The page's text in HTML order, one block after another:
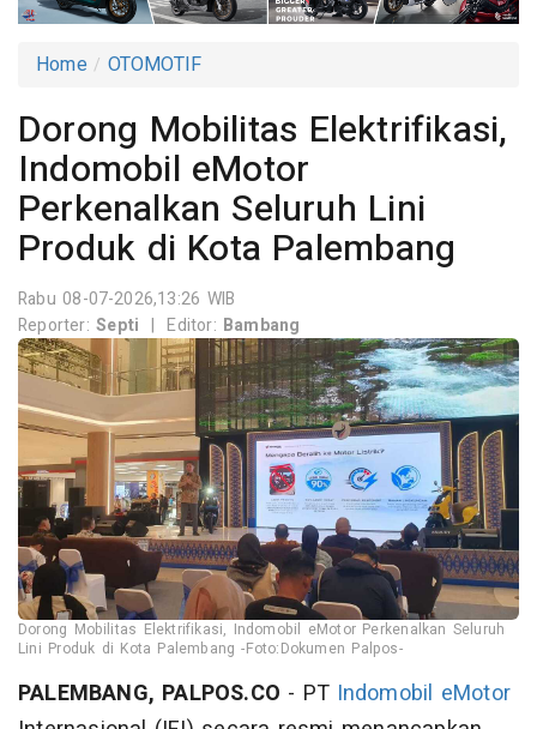
Home OTOMOTIF
Dorong Mobilitas Elektrifikasi,
Indomobil eMotor
Perkenalkan Seluruh Lini
Produk di Kota Palembang
Rabu 08-07-2026,13:26 WIB
Reporter:Septi | Editor: Bambang
Dorong Mobilitas Elektrifikasi, Indomobil eMotor Perkenalkan Seluruh
Lini Produk di Kota Palembang -Foto:Dokumen Palpos-
PALEMBANG, PALPOS.CO - PT Indomobil eMotor